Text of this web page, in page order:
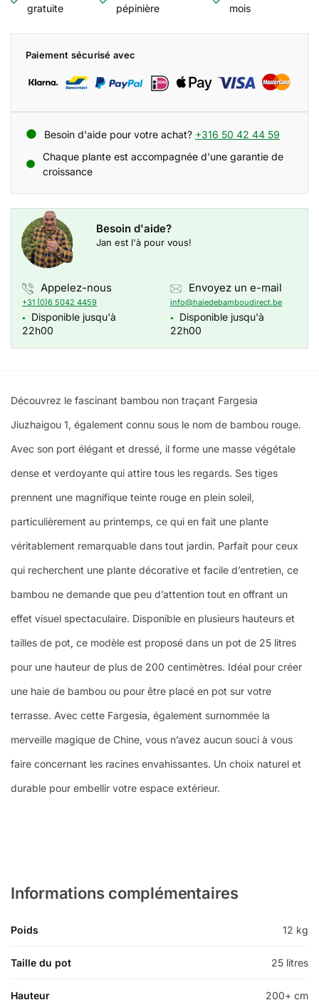
gratuite pépinière mois
Paiement sécurisé avec
Besoin d'aide pour votre achat? +316 50 42 44 59
Chaque plante est accompagnée d'une garantie de
croissance
Besoin d'aide?
Jan est l'à pour vous!
Appelez-nous
+31 (0)6 5042 4459
●
Disponible jusqu'à
22h00
Envoyez un e-mail
info@haiedebamboudirect.be
●
Disponible jusqu'à
22h00
Découvrez le fascinant bambou non traçant Fargesia
Jiuzhaigou 1, également connu sous le nom de bambou rouge.
Avec son port élégant et dressé, il forme une masse végétale
dense et verdoyante qui attire tous les regards. Ses tiges
prennent une magnifique teinte rouge en plein soleil,
particulièrement au printemps, ce qui en fait une plante
véritablement remarquable dans tout jardin. Parfait pour ceux
qui recherchent une plante décorative et facile d’entretien, ce
bambou ne demande que peu d’attention tout en offrant un
effet visuel spectaculaire. Disponible en plusieurs hauteurs et
tailles de pot, ce modèle est proposé dans un pot de 25 litres
pour une hauteur de plus de 200 centimètres. Idéal pour créer
une haie de bambou ou pour être placé en pot sur votre
terrasse. Avec cette Fargesia, également surnommée la
merveille magique de Chine, vous n’avez aucun souci à vous
faire concernant les racines envahissantes. Un choix naturel et
durable pour embellir votre espace extérieur.
Informations complémentaires
Poids 12 kg
Taille du pot 25 litres
Hauteur 200+ cm